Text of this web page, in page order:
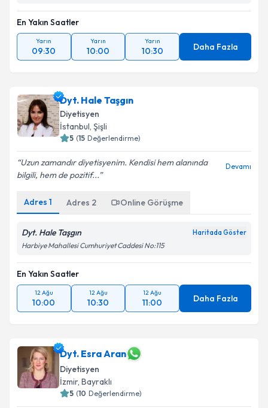
En Yakın Saatler
Yarın
09:30
Yarın
10:00
Yarın
10:30 Daha Fazla
Dyt. Hale Taşgın
Diyetisyen
İstanbul, Şişli
5 (15 Değerlendirme)
Uzun zamandır diyetisyenim. Kendisi hem alanında
bilgili, hem de pozitif...
Devamı
Adres 1 Adres 2 Online Görüşme
Dyt. Hale Taşgın Haritada Göster
Harbiye Mahallesi Cumhuriyet Caddesi No:115
En Yakın Saatler
12 Ağu
10:00
12 Ağu
10:30
12 Ağu
11:00 Daha Fazla
Dyt. Esra Aran
Diyetisyen
İzmir, Bayraklı
5 (10 Değerlendirme)